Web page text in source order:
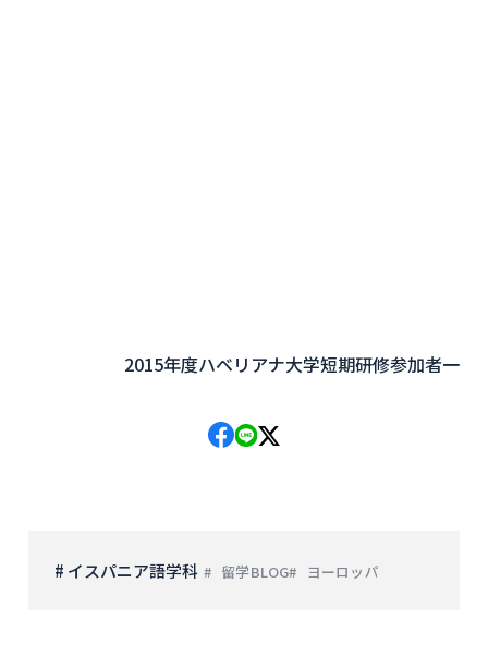
2015年度ハベリアナ大学短期研修参加者一
# イスパニア語学科 留学BLOG ヨーロッパ